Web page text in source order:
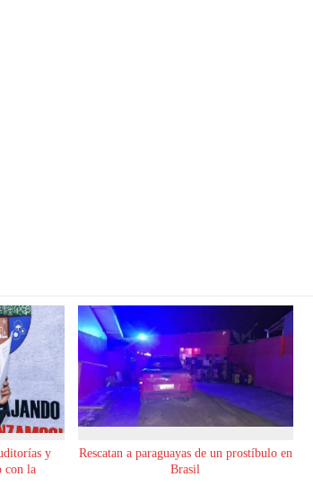
y
con la
Rescatan a paraguayas de un prostíbulo en
Brasil